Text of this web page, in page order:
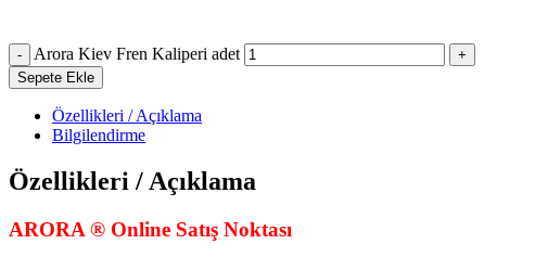
Arora Kiev Fren Kaliperi adet
Sepete Ekle
Özellikleri / Açıklama
Bilgilendirme
Özellikleri / Açıklama
ARORA ® Online Satış Noktası